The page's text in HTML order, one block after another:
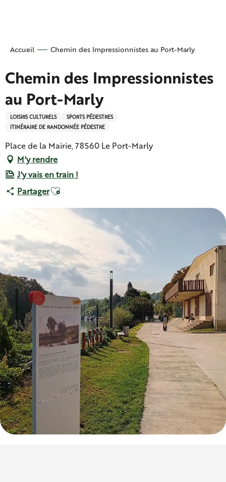
Accueil Chemin des Impressionnistes au Port-Marly
Chemin des Impressionnistes
au Port-Marly
LOISIRS CULTURELS
SPORTS PÉDESTRES
ITINÉRAIRE DE RANDONNÉE PÉDESTRE
Place de la Mairie, 78560 Le Port-Marly
M'y rendre
J'y vais en train !
PartagerAjouter aux favoris